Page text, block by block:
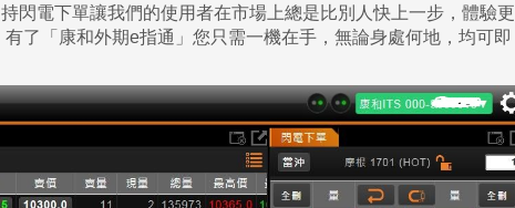
持閃電下單讓我們的使用者在市場上總是比別人快上一步，體驗更
有了「康和外期e指通」您只需一機在手，無論身處何地，均可即